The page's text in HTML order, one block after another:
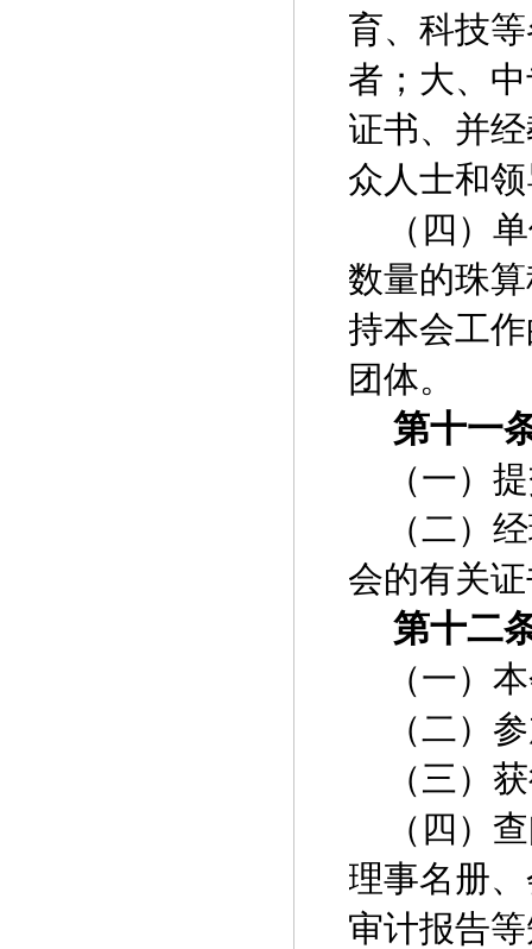
育、科技
者；大、
证书、并
众人士和
（四）
数量的珠
持本会工
团体。
第十一
（一）
（二）
会的有关
第十二
（一）
（二）
（三）
（四）
理事名册
审计报告